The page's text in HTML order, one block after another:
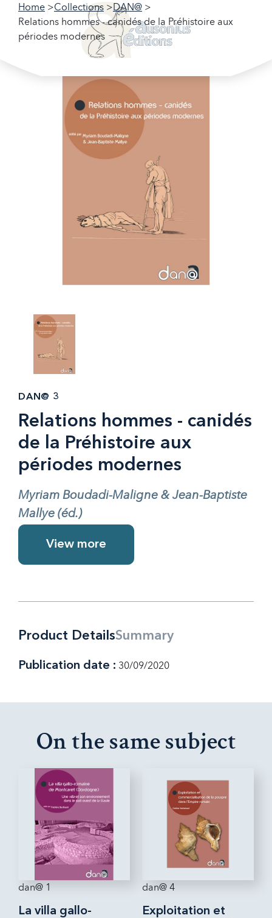
Home Collections
DAN@
Relations hommes - canidés de la Préhistoire aux
périodes modernes
DAN@ 3
Relations hommes - canidés
de la Préhistoire aux
périodes modernes
Myriam Boudadi-Maligne & Jean-Baptiste
Mallye (éd.)
View more
Product DetailsSummary
Publication date : 30/09/2020
On the same subject
dan@ 1
La villa gallo-
dan@ 4
Exploitation et